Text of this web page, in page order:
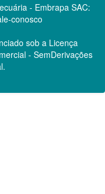
- Embrapa SAC:
conosco
sob a Licença
- SemDerivações